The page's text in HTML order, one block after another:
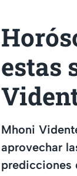
estas
Mhoni
aprovechar
predicciones